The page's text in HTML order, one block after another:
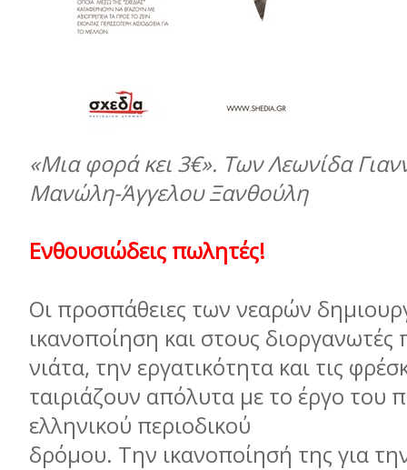
«Μια φορά κει 3€». Των Λεωνίδα
Μανώλη-Άγγελου Ξανθούλη
Ενθουσιώδεις πωλητές!
Οι προσπάθειες των νεαρών
ικανοποίηση και στους διοργανωτές
νιάτα, την εργατικότητα και τις
ταιριάζουν απόλυτα με το έργο του
ελληνικού περιοδικού
δρόμου. Την ικανοποίησή της για